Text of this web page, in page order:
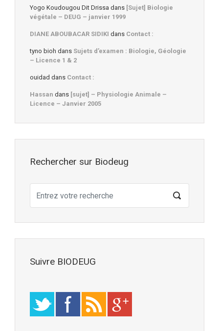
Yogo Koudougou Dit Drissa dans [Sujet] Biologie
végétale – DEUG – janvier 1999
DIANE ABOUBACAR SIDIKI dans Contact :
tyno bioh dans Sujets d’examen : Biologie, Géologie
– Licence 1 & 2
ouidad dans Contact :
Hassan dans [sujet] – Physiologie Animale –
Licence – Janvier 2005
Rechercher sur Biodeug
Suivre BIODEUG